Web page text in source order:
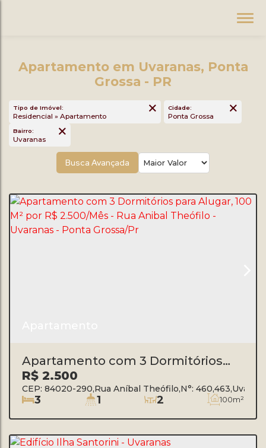
Apartamento em Uvaranas, Ponta
Grossa - PR
Tipo de Imóvel:
Residencial » Apartamento
Cidade:
Bairro:
Busca Avançada
Apartamento com 3 Dormitórios
para Alugar, 100 M² por R$
2.500/Mês - Rua Anibal Theófilo -
Uvaranas - Ponta Grossa/Pr
R$2.500
CEP: 84020-290,Rua Aníbal Theófilo,N°: 460,463,
3 1 2 100m²